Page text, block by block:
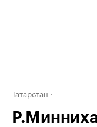
Татарстан